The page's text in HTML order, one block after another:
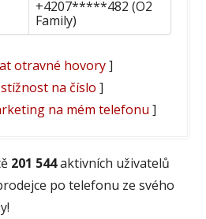
+4207*****482 (O2
Family)
otravné hovory]
na číslo ]
na mém telefonu ]
201 544aktivních uživatelů
po telefonu ze svého